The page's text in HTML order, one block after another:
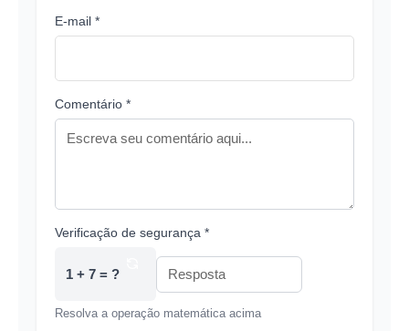
E-mail *
Comentário *
Verificação de segurança *
1 + 7 = ?
Resolva a operação matemática acima